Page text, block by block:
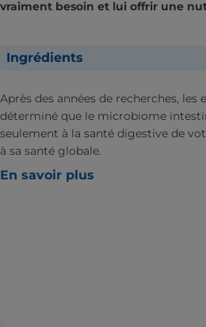
vraiment besoin et lui offrir une
Ingrédients
Après des années de recherches, les
déterminé que le microbiome
seulement à la santé digestive de
à sa santé globale.
En savoir plus